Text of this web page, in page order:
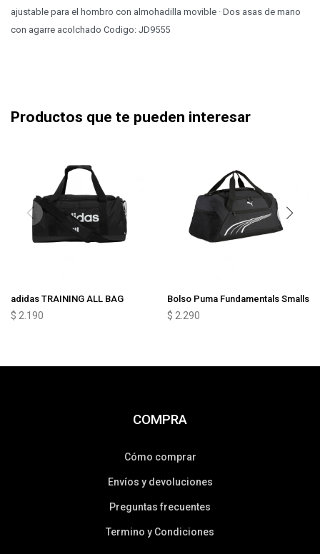
ajustable para el hombro con almohadilla movible · Dos asas de mano
con agarre acolchado Codigo: JD9555
Productos que te pueden interesar
adidas TRAINING ALL BAG
$ 2.190
Bolso Puma Fundamentals Smalls
$ 2.290
COMPRA
Cómo comprar
Envíos y devoluciones
Preguntas frecuentes
Termino y Condiciones